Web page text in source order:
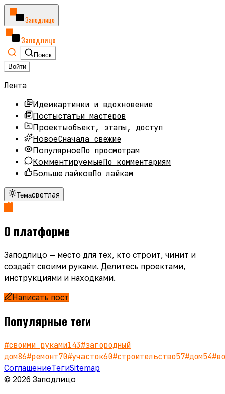
Заподлицо
Заподлицо
Поиск
Войти
Лента
Идеикартинки и вдохновение
Постыстатьи мастеров
Проектыобъект, этапы, доступ
НовоеСначала свежие
ПопулярноеПо просмотрам
КомментируемыеПо комментариям
Больше лайковПо лайкам
Темасветлая
О платформе
Заподлицо — место для тех, кто строит, чинит и
создаёт своими руками. Делитесь проектами,
инструкциями и находками.
Написать пост
Популярные теги
#своими руками143#загородный
дом86#ремонт70#участок60#строительство57#дом54#
СоглашениеТегиSitemap
© 2026 Заподлицо